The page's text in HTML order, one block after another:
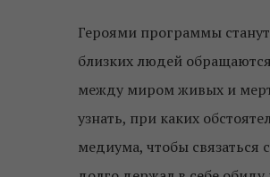
Героями программы
близких людей
между миром живых и
узнать, при каких
медиума, чтобы